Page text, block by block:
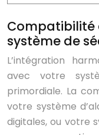
Compatibilité
système de
L’intégration
avec votre
primordiale. La
votre système
digitales, ou votre